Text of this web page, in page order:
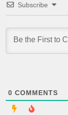
Subscribe
0 COMMENTS